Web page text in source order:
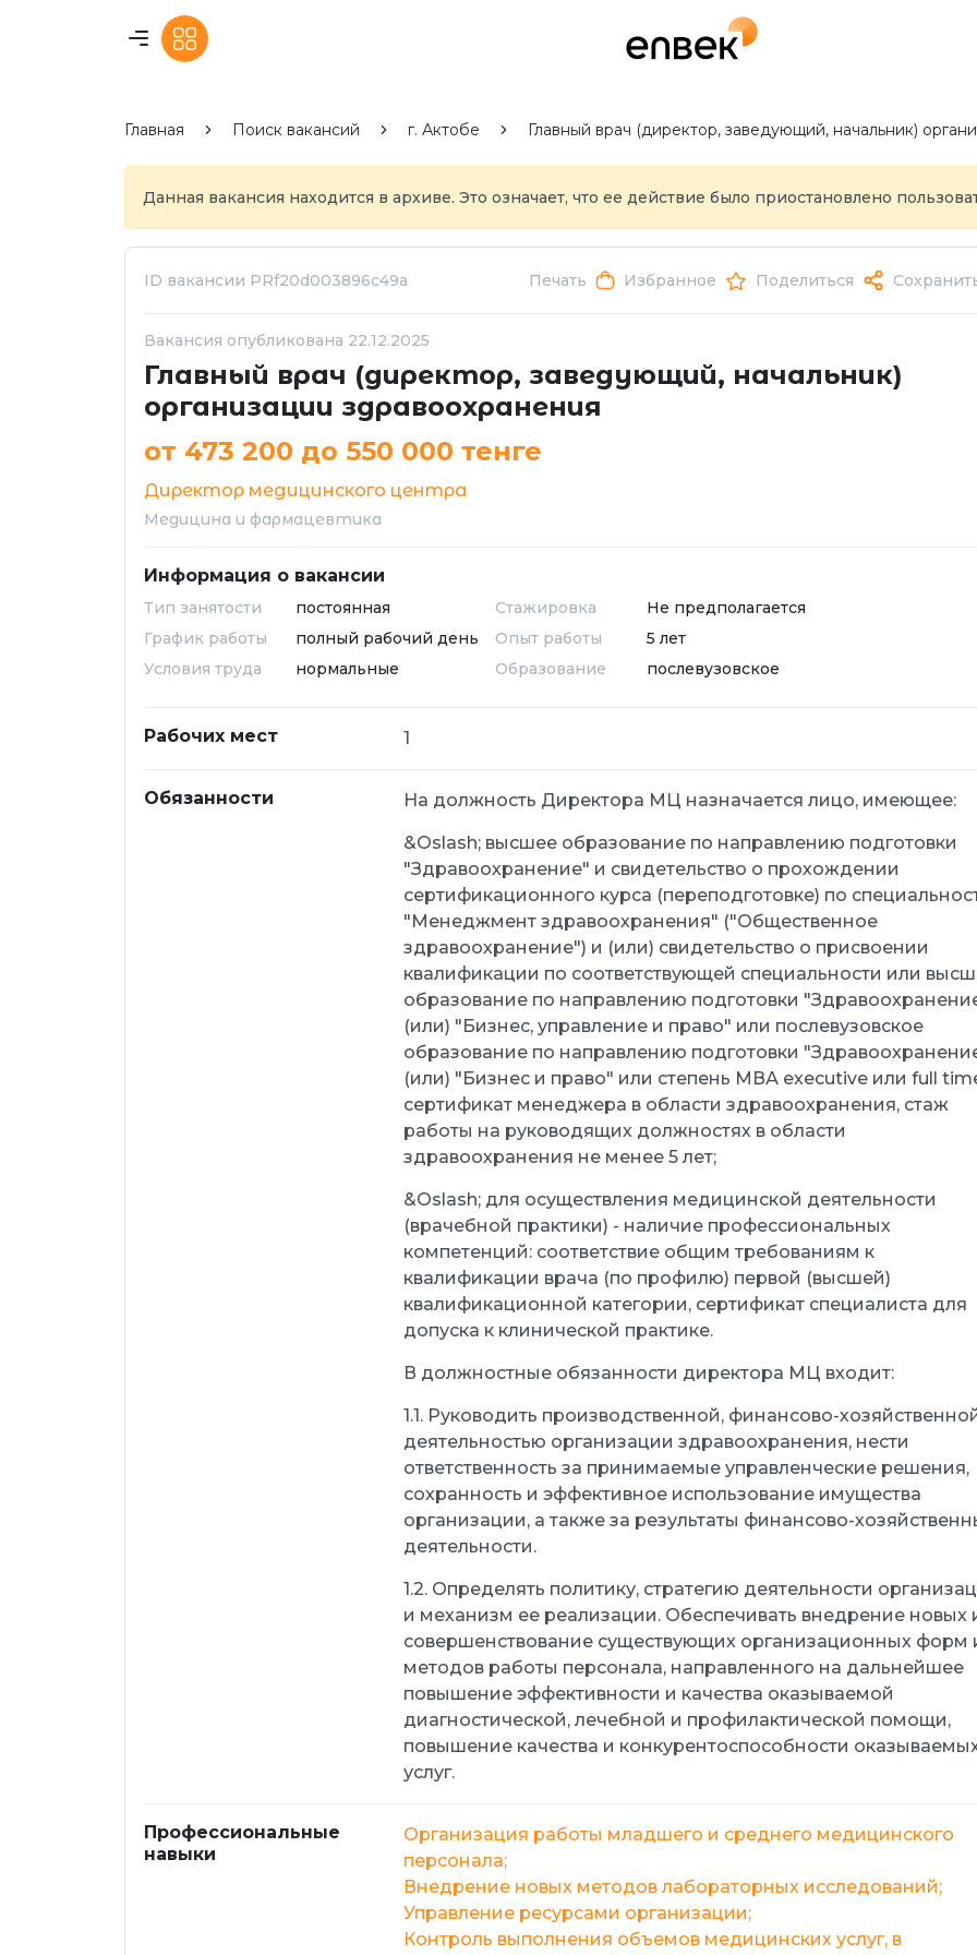
Главная Поиск вакансий г. Актобе Главный врач (директор, заведующий, начальник)
Данная вакансия находится в архиве. Это означает, что ее действие было приостановлено
ID вакансии PRf20d003896c49a Печать Избранное Поделиться
Вакансия опубликована 22.12.2025
Главный врач (директор, заведующий, начальник)
организации здравоохранения
от 473 200 до 550 000 тенге
Директор медицинского центра
Медицина и фармацевтика
Информация о вакансии
Тип занятости
постоянная
График работы
полный рабочий день
Условия труда
нормальные
Стажировка
Не предполагается
Опыт работы
5 лет
Образование
послевузовское
Рабочих мест 1
Обязанности На должность Директора МЦ назначается лицо, имеющее:
&Oslash; высшее образование по направлению подготовки
"Здравоохранение" и свидетельство о прохождении
сертификационного курса (переподготовке) по
"Менеджмент здравоохранения" ("Общественное
здравоохранение") и (или) свидетельство о присвоении
квалификации по соответствующей специальности или
образование по направлению подготовки
(или) "Бизнес, управление и право" или послевузовское
образование по направлению подготовки
(или) "Бизнес и право" или степень МВА executive или full
сертификат менеджера в области здравоохранения, стаж
работы на руководящих должностях в области
здравоохранения не менее 5 лет;
&Oslash; для осуществления медицинской деятельности
(врачебной практики) - наличие профессиональных
компетенций: соответствие общим требованиям к
квалификации врача (по профилю) первой (высшей)
квалификационной категории, сертификат специалиста для
допуска к клинической практике.
В должностные обязанности директора МЦ входит:
1.1. Руководить производственной, финансово-
деятельностью организации здравоохранения, нести
ответственность за принимаемые управленческие решения,
сохранность и эффективное использование имущества
организации, а также за результаты финансово-
деятельности.
1.2. Определять политику, стратегию деятельности
и механизм ее реализации. Обеспечивать внедрение новых
совершенствование существующих организационных форм
методов работы персонала, направленного на дальнейшее
повышение эффективности и качества оказываемой
диагностической, лечебной и профилактической помощи,
повышение качества и конкурентоспособности
услуг.
Профессиональные
навыки
Организация работы младшего и среднего медицинского
персонала;
Внедрение новых методов лабораторных исследований;
Управление ресурсами организации;
Контроль выполнения объемов медицинских услуг, в